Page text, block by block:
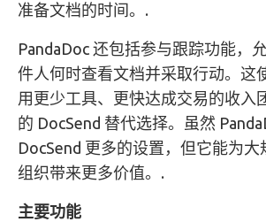
准备文档的时间。.
PandaDoc 还包括参与跟踪功能，
件人何时查看文档并采取行动。这
用更少工具、更快达成交易的收入
的 DocSend 替代选择。虽然
DocSend 更多的设置，但它能为大
组织带来更多价值。.
主要功能